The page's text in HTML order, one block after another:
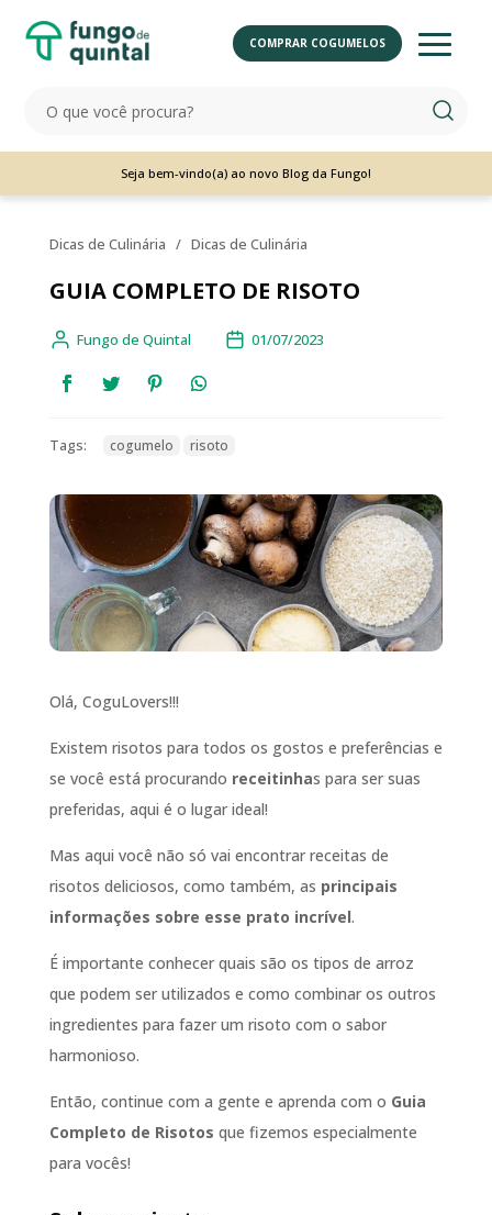
COMPRAR COGUMELOS
Seja bem-vindo(a) ao novo Blog da Fungo!
Dicas de Culinária / Dicas de Culinária
GUIA COMPLETO DE RISOTO
Fungo de Quintal 01/07/2023
Tags: cogumelo risoto
Olá, CoguLovers!!!
Existem risotos para todos os gostos e preferências e
se você está procurando receitinhas para ser suas
preferidas, aqui é o lugar ideal!
Mas aqui você não só vai encontrar receitas de
risotos deliciosos, como também, as principais
informações sobre esse prato incrível.
É importante conhecer quais são os tipos de arroz
que podem ser utilizados e como combinar os outros
ingredientes para fazer um risoto com o sabor
harmonioso.
Então, continue com a gente e aprenda com o Guia
Completo de Risotos que fizemos especialmente
para vocês!